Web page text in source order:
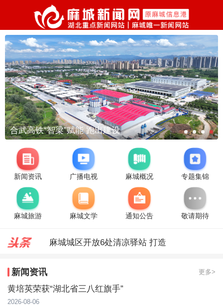
合武高铁“智梁”赋能 跑出建设
新闻资讯 广播电视 麻城概况 专题集锦
麻城旅游 麻城文学 通知公告 敬请期待
麻城城区开放6处清凉驿站 打造
合武高铁“智梁”赋能 跑出建设加
新闻资讯 更多>
黄培英荣获“湖北省三八红旗手”
2026-08-06